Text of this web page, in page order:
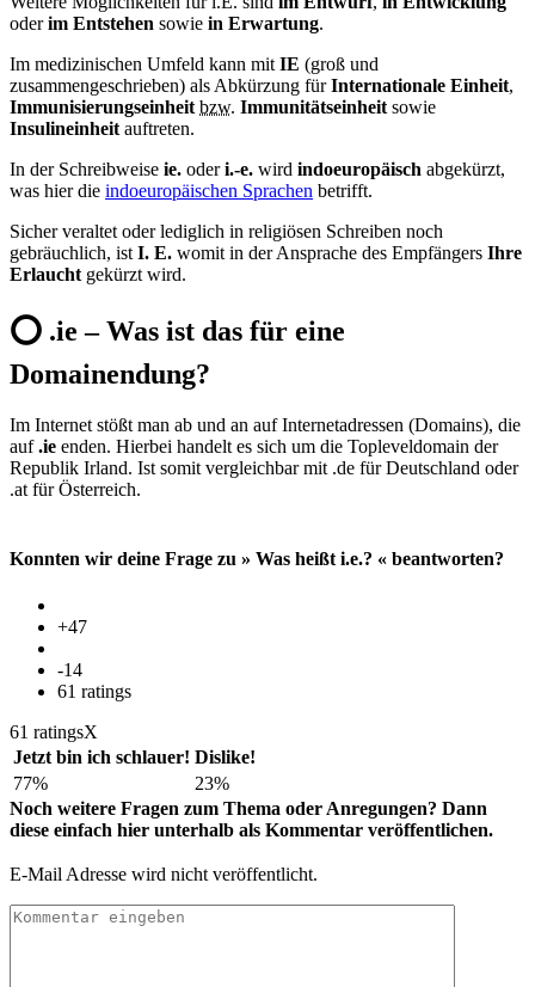
oderim Entstehen sowie in Erwartung.
Im medizinischen Umfeld kann mitIE (groß und
zusammengeschrieben) als Abkürzung fürInternationale Einheit,
Immunisierungseinheit bzw. Immunitätseinheitsowie
Insulineinheitauftreten.
In der Schreibweise ie. oderi.-e. wird indoeuropäisch abgekürzt,
was hier die indoeuropäischen Sprachen betrifft.
Sicher veraltet oder lediglich in religiösen Schreiben noch
gebräuchlich, istI. E. womit in der Ansprache des Empfängers Ihre
Erlauchtgekürzt wird.
⭕️ .ie – Was ist das für eine
Domainendung?
Im Internet stößt man ab und an auf Internetadressen (Domains), die
auf.ie enden. Hierbei handelt es sich um die Topleveldomain der
Republik Irland. Ist somit vergleichbar mit .de für Deutschland oder
.at für Österreich.
Konnten wir deine Frage zu » Was heißt i.e.? « beantworten?
+47
-14
61 ratings
61 ratingsX
Jetzt bin ich schlauer! Dislike!
77%
23%
Noch weitere Fragen zum Thema oder Anregungen? Dann
diese einfach hier unterhalb als Kommentar veröffentlichen.
E-Mail Adresse wird nicht veröffentlicht.